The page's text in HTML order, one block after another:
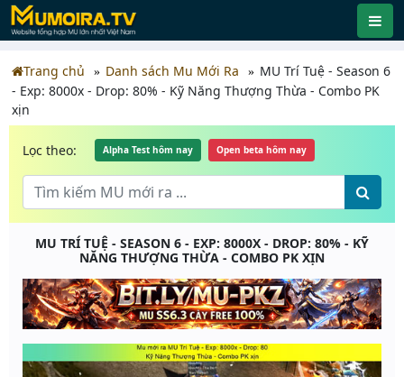
Trang chủ Danh sách Mu Mới Ra
MU Trí Tuệ - Season 6
- Exp: 8000x - Drop: 80% - Kỹ Năng Thượng Thừa - Combo PK
xịn
Lọc theo: Alpha Test hôm nay Open beta hôm nay
MU TRÍ TUỆ - SEASON 6 - EXP: 8000X - DROP: 80% - KỸ
NĂNG THƯỢNG THỪA - COMBO PK XỊN